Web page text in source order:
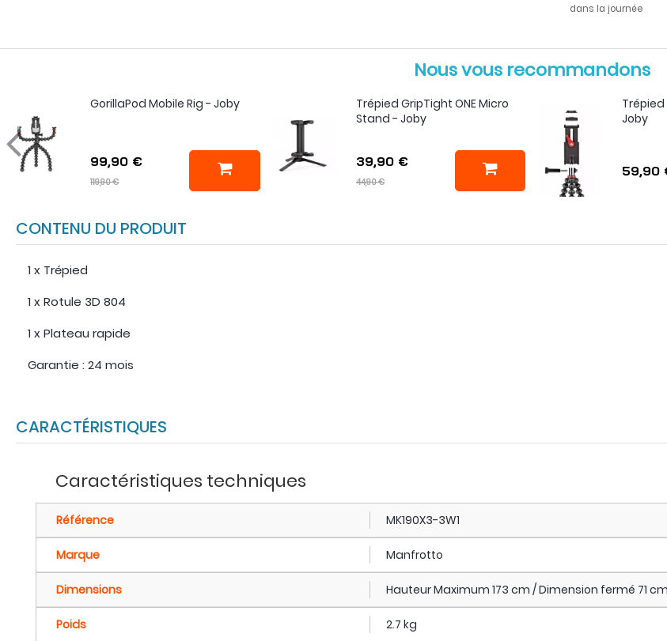
dans la journée
Nous vous recommandons
GorillaPod Mobile Rig - Joby
99,90 €
119,90 €
Trépied GripTight ONE Micro
Stand - Joby
39,90 €
44,90 €
Joby
59,90
CONTENU DU PRODUIT
1 x Trépied
1 x Rotule 3D 804
1 x Plateau rapide
Garantie : 24 mois
CARACTÉRISTIQUES
Caractéristiques techniques
Référence MK190X3-3W1
Marque Manfrotto
Dimensions Hauteur Maximum 173 cm / Dimension fermé 71 cm
Poids 2.7 kg